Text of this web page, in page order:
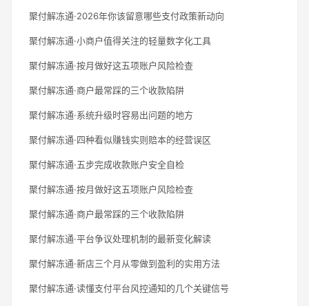
聚付解冻通·2026年你该留意哪些支付政策新动向
聚付解冻通·小商户值得关注的轻量数字化工具
聚付解冻通·按月做好这五项账户风险检查
聚付解冻通·商户最常踩的三个收款陷阱
聚付解冻通·系统升级时容易出问题的地方
聚付解冻通·四种看似赚钱实则赔本的经营误区
聚付解冻通·五步完成收款账户安全自检
聚付解冻通·按月做好这五项账户风险检查
聚付解冻通·商户最常踩的三个收款陷阱
聚付解冻通·平台争议处理机制的最新变化解读
聚付解冻通·新店三个月从零做到盈利的实用方法
聚付解冻通·读懂支付平台风控通知的几个关键信号